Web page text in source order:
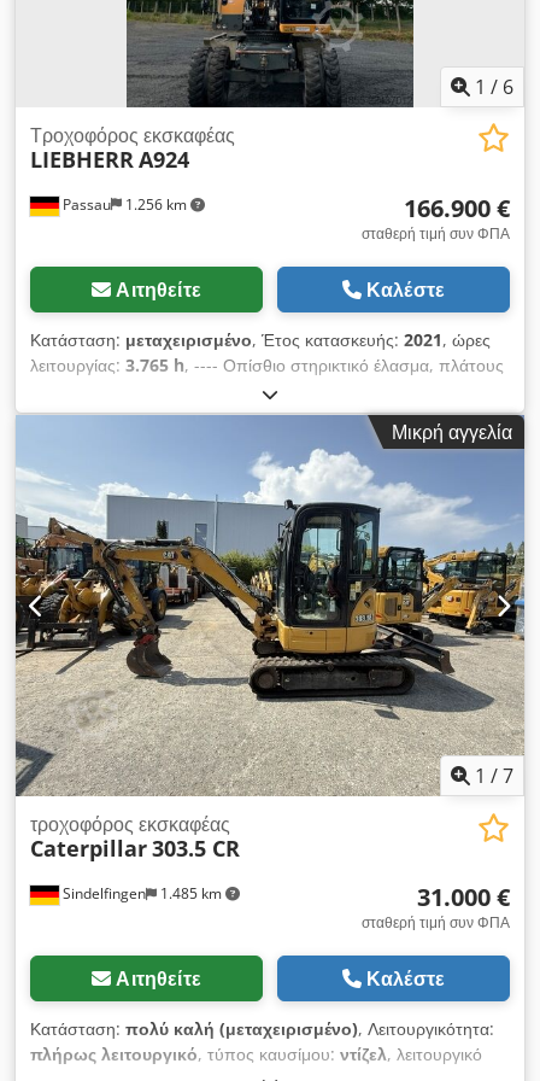
1 / 6
Passau 1.256 km
Τροχοφόρος εκσκαφέας
LIEBHERRA924
166.900 €
σταθερή τιμή συν ΦΠΑ
Αιτηθείτε Καλέστε
Κατάσταση: μεταχειρισμένο, Έτος κατασκευής: 2021, ώρες
λειτουργίας: 3.765 h, ---- Οπίσθιο στηρικτικό έλασμα, πλάτους
2.750 mm Διπλοί τροχοί Mitas EM 22, 11.00-20 PR 16 Κάτω
μέρος EW, πλάτους 2.750 mm Ραδιόφωνο Ρυθμιζόμενος
βραχίονας 5,80 μ. Chjdpfx Aezp Dfyshiea Βραχίονας κουβά
2,65 μ. Συμπεριλαμβάνεται σύστημα γρήγορης αλλαγής
εξαρτημάτων SW48 Likufix.
Μικρή αγγελία
1 /7
Sindelfingen 1.485 km
τροχοφόρος εκσκαφέας
Caterpillar303.5 CR
31.000 €
σταθερή τιμή συν ΦΠΑ
Αιτηθείτε Καλέστε
Κατάσταση: πολύ καλή (μεταχειρισμένο), Λειτουργικότητα:
πλήρως λειτουργικό, τύπος καυσίμου: ντίζελ, λειτουργικό